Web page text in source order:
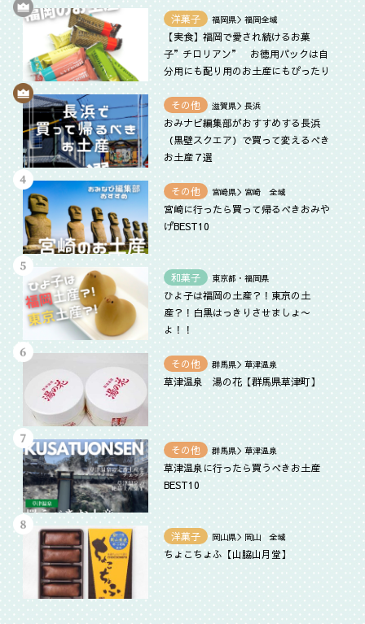
洋菓子 福岡県＞福岡全域
【実食】福岡で愛され続けるお菓
子”チロリアン” お徳用パックは自
分用にも配り用のお土産にもぴったり
その他 滋賀県＞長浜
おみナビ編集部がおすすめする長浜
（黒壁スクエア）で買って変えるべき
お土産７選
その他 宮崎県＞宮崎 全域
宮崎に行ったら買って帰るべきおみや
げBEST10
和菓子 東京都・福岡県
ひよ子は福岡の土産？！東京の土
産？！白黒はっきりさせましょ〜
よ！！
その他 群馬県＞草津温泉
草津温泉 湯の花【群馬県草津町】
その他 群馬県＞草津温泉
草津温泉に行ったら買うべきお土産
BEST10
洋菓子 岡山県＞岡山 全域
ちょこちょふ【山脇山月堂】